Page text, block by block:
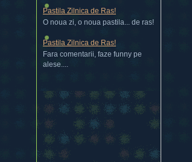
Pastila Zilnica de Ras!
O noua zi, o noua pastila... de ras!
Pastila Zilnica de Ras!
Fara comentarii, faze funny pe
alese....